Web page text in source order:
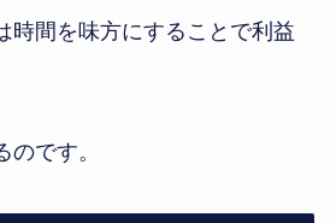
時間を味方にすることで利益
です。